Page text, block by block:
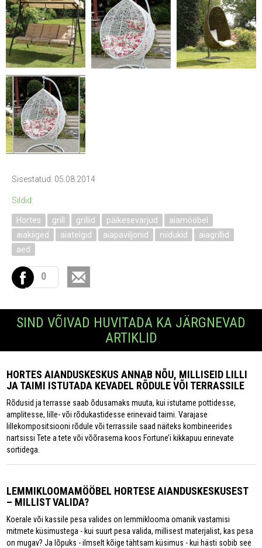
Sisestatud: 05.08.2014
Sildid:
Hortes grill grillid päikesevarjud
aiamööbel
aiakiiged
aiatelgid aiapaviljonid niidukid
aiagrillid
aed
0
SIND VÕIVAD HUVITADA KA JÄRGNEVAD
ARTIKLID
HORTES AIANDUSKESKUS ANNAB NÕU, MILLISEID LILLI
JA TAIMI ISTUTADA KEVADEL RÕDULE VÕI TERRASSILE
Rõdusid ja terrasse saab õdusamaks muuta, kui istutame pottidesse,
amplitesse, lille- või rõdukastidesse erinevaid taimi. Varajase
lillekompositsiooni rõdule või terrassile saad näiteks kombineerides
nartsissi Tete a tete või võõrasema koos Fortune’i kikkapuu erinevate
sortidega.
LEMMIKLOOMAMÖÖBEL HORTESE AIANDUSKESKUSEST
– MILLIST VALIDA?
Koerale või kassile pesa valides on lemmiklooma omanik vastamisi
mitmete küsimustega - kui suurt pesa valida, millisest materjalist, kas pesa
on mugav? Ja lõpuks - ilmselt kõige tähtsam küsimus - kui hästi sobib see